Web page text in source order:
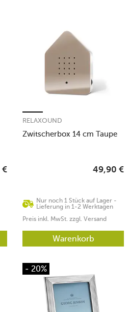
€
Zwitscherbox 14 cm Taupe
RELAXOUND
Nur noch 1 Stück auf Lager -
Lieferung in 1-2 Werktagen
49,90 €
Preis inkl. MwSt. zzgl. Versand
Warenkorb
- 20%